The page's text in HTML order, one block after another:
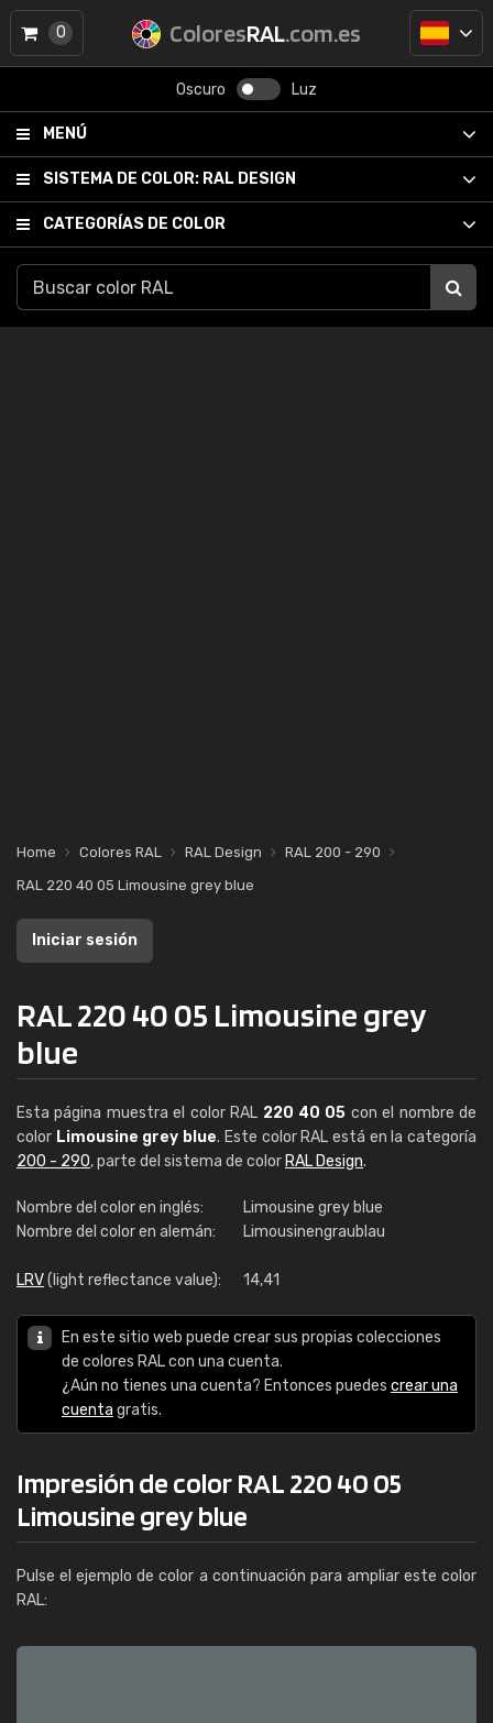
ColoresRAL.com.es
Oscuro Luz
MENÚ
SISTEMA DE COLOR: RAL DESIGN
CATEGORÍAS DE COLOR
0
Home Colores RAL RAL Design
RAL 200 - 290
RAL 220 40 05 Limousine grey blue
Iniciar sesión
RAL 220 40 05 Limousine grey
blue
Esta página muestra el color RAL 220 40 05 con el nombre de
color Limousine grey blue. Este color RAL está en la categoría
200 - 290, parte del sistema de color RAL Design.
Nombre del color en inglés:
Limousine grey blue
Nombre del color en alemán:
Limousinengraublau
LRV(light reflectance value): 14,41
En este sitio web puede crear sus propias colecciones
de colores RAL con una cuenta.
¿Aún no tienes una cuenta? Entonces puedes crear una
cuenta gratis.
Impresión de color RAL 220 40 05
Limousine grey blue
Pulse el ejemplo de color a continuación para ampliar este color
RAL: